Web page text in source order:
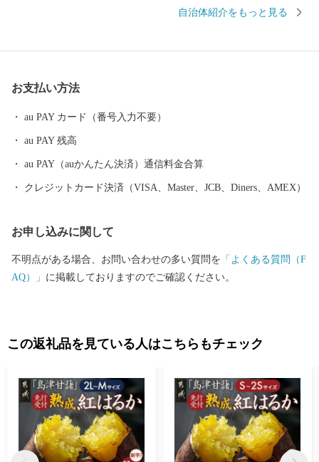
徴です。 5年に一度和牛の日本一を決める「第12回全国和牛能力
質な肉質が特徴で多くのブランド豚が確立されています。 鶏肉
イモや地下深くからくみ上げられた清らかな水などを原料に作ら
れ、全国の愛飲家に愛されています。市内４つの蔵元が生み出
す、吟味を重ねた味わい深い個性的な焼酎は、たくさんの人たち
自治体紹介をもっと見る
お支払い方法
au PAY カード（番号入力不要）
au PAY 残高
au PAY（auかんたん決済）通信料金合算
クレジットカード決済（VISA、Master、JCB、Diners、AMEX）
お申し込みに関して
不明点がある場合、お問い合わせの多い質問を 「よくある質問（F
AQ）」 に掲載しておりますのでご確認ください。
この返礼品を見ている人はこちらもチェック